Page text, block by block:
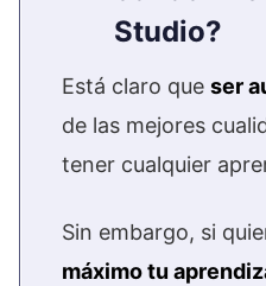
Studio?
Está claro que ser
de las mejores
tener cualquier
Sin embargo, si
máximo tu